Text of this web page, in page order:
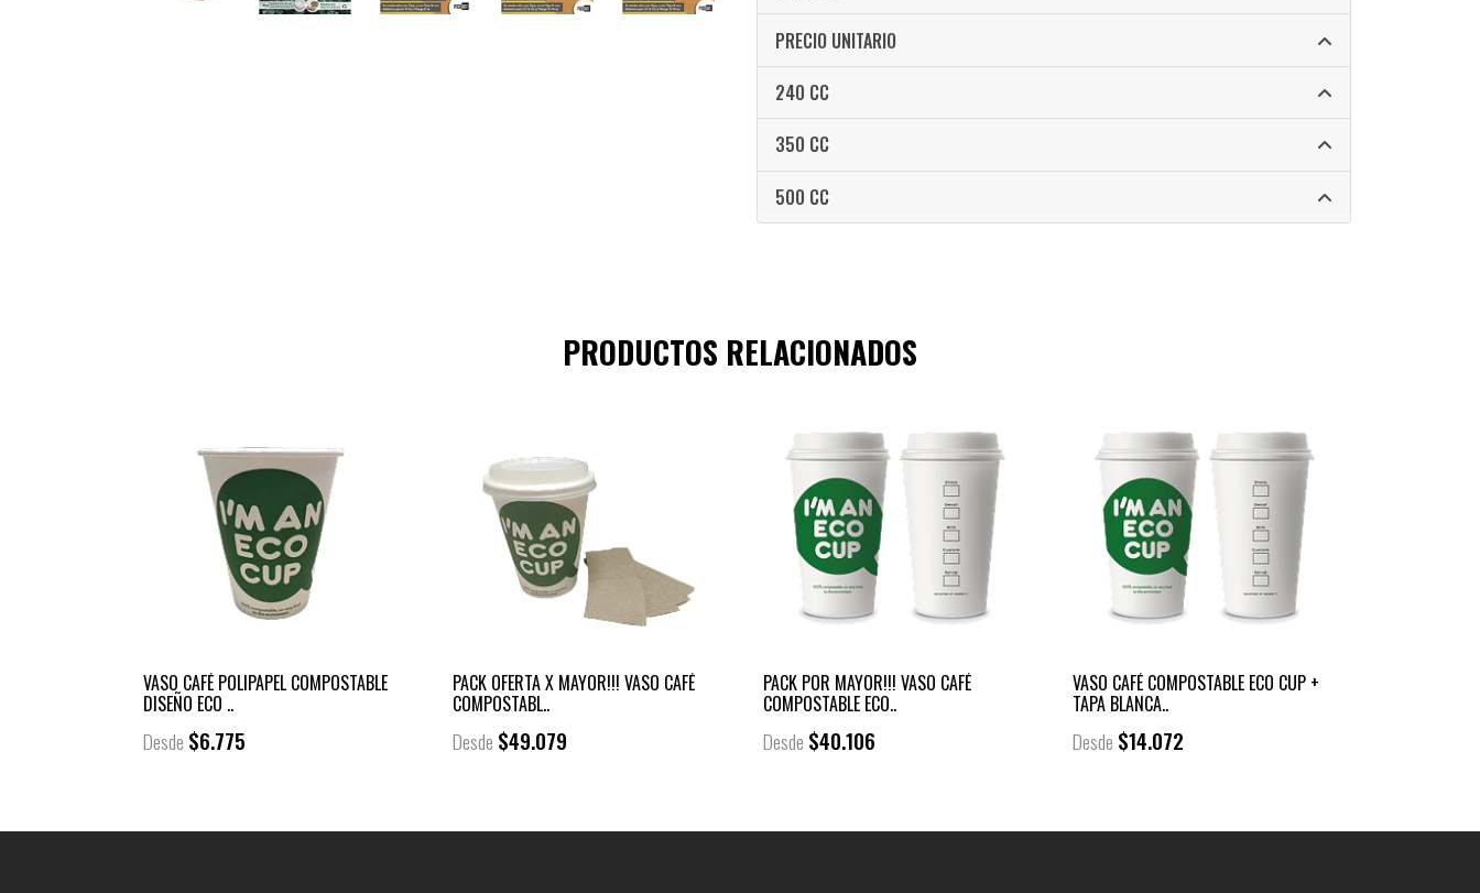
PRECIO UNITARIO
240 CC
350 CC
500 CC
PRODUCTOS RELACIONADOS
VASO CAFÉ POLIPAPEL COMPOSTABLE
DISEÑO ECO ..
Desde $6.775
PACK OFERTA X MAYOR!!! VASO CAFÉ
COMPOSTABL..
Desde $49.079
PACK POR MAYOR!!! VASO CAFÉ
COMPOSTABLE ECO..
Desde $40.106
VASO CAFÉ COMPOSTABLE ECO CUP +
TAPA BLANCA..
Desde $14.072